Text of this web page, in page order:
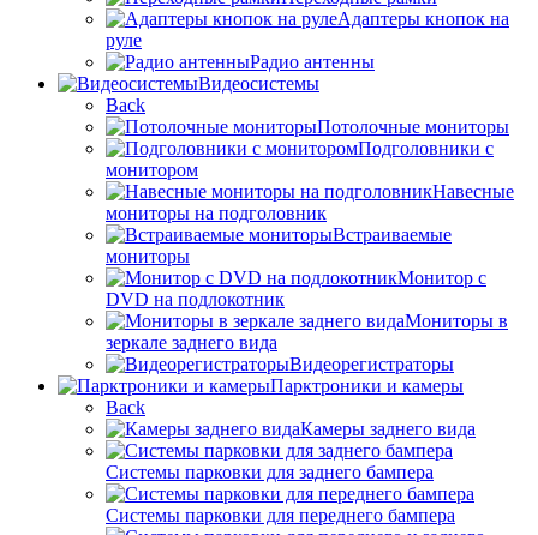
Адаптеры кнопок на
руле
Радио антенны
Видеосистемы
Back
Потолочные мониторы
Подголовники с
монитором
Навесные
мониторы на подголовник
Встраиваемые
мониторы
Монитор с
DVD на подлокотник
Мониторы в
зеркале заднего вида
Видеорегистраторы
Парктроники и камеры
Back
Камеры заднего вида
Системы парковки для заднего бампера
Системы парковки для переднего бампера